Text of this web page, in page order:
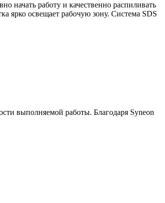
начать работу и качественно распиливать
ярко освещает рабочую зону. Система SDS
выполняемой работы. Благодаря Syneon